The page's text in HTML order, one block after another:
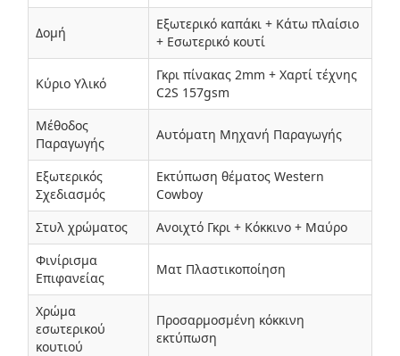
Δομή
Εξωτερικό καπάκι + Κάτω πλαίσιο
+ Εσωτερικό κουτί
Κύριο Υλικό
Γκρι πίνακας 2mm + Χαρτί τέχνης
C2S 157gsm
Μέθοδος
Παραγωγής
Αυτόματη Μηχανή Παραγωγής
Εξωτερικός
Σχεδιασμός
Εκτύπωση θέματος Western
Cowboy
Στυλ χρώματος
Ανοιχτό Γκρι + Κόκκινο + Μαύρο
Φινίρισμα
Επιφανείας
Ματ Πλαστικοποίηση
Χρώμα
εσωτερικού
κουτιού
Προσαρμοσμένη κόκκινη
εκτύπωση